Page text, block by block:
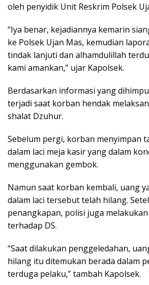
oleh penyidik Unit Reskrim Polsek
“Iya benar, kejadiannya kemarin
ke Polsek Ujan Mas, kemudian
tindak lanjuti dan alhamdulillah
kami amankan,” ujar Kapolsek.
Berdasarkan informasi yang
terjadi saat korban hendak
shalat Dzuhur.
Sebelum pergi, korban menyimpan
dalam laci meja kasir yang dalam
menggunakan gembok.
Namun saat korban kembali, uang
dalam laci tersebut telah hilang.
penangkapan, polisi juga
terhadap DS.
“Saat dilakukan penggeledahan,
hilang itu ditemukan berada dalam
terduga pelaku,” tambah Kapolsek.